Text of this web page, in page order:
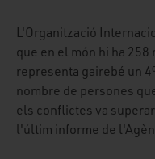
L'Organització
que en el món hi ha
representa gairebé un
nombre de persones
els conflictes va
l'últim informe de